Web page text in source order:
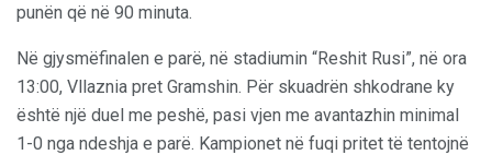
punën që në 90 minuta.
Në gjysmëfinalen e parë, në stadiumin “Reshit Rusi”, në ora
13:00, Vllaznia pret Gramshin. Për skuadrën shkodrane ky
është një duel me peshë, pasi vjen me avantazhin minimal
1-0 nga ndeshja e parë. Kampionet në fuqi pritet të tentojnë